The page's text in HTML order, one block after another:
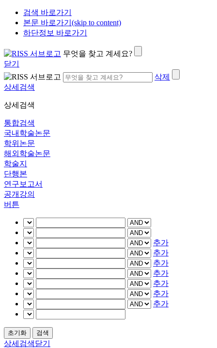
검색 바로가기
본문 바로가기(skip to content)
하단정보 바로가기
무엇을 찾고 계세요?
닫기
삭제
상세검색
상세검색
통합검색
국내학술논문
학위논문
해외학술논문
학술지
단행본
연구보고서
공개강의
버튼
추가
추가
추가
추가
추가
추가
추가
상세검색닫기